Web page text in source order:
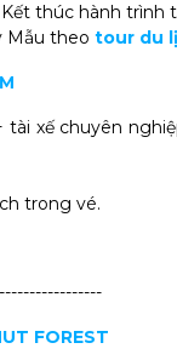
thúc hành trình
Mẫu theo tour du
tài xế chuyên
trong vé.
FOREST